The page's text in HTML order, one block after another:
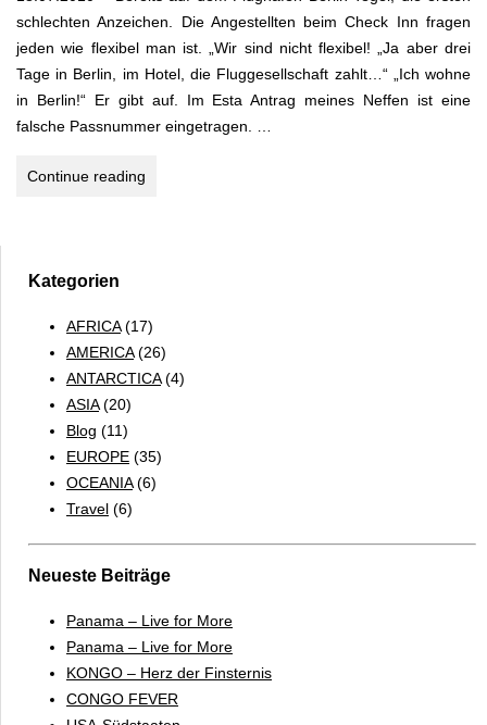
schlechten Anzeichen. Die Angestellten beim Check Inn fragen
jeden wie flexibel man ist. „Wir sind nicht flexibel! „Ja aber drei
Tage in Berlin, im Hotel, die Fluggesellschaft zahlt…“ „Ich wohne
in Berlin!“ Er gibt auf. Im Esta Antrag meines Neffen ist eine
falsche Passnummer eingetragen. …
Continue reading
Kategorien
AFRICA(17)
AMERICA(26)
ANTARCTICA(4)
ASIA(20)
Blog (11)
EUROPE (35)
OCEANIA(6)
Travel (6)
Neueste Beiträge
Panama – Live for More
Panama – Live for More
KONGO – Herz der Finsternis
CONGO FEVER